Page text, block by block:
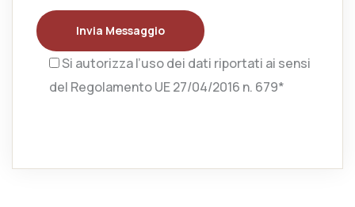
Invia Messaggio
Si autorizza l’uso dei dati riportati ai sensi
del Regolamento UE 27/04/2016 n. 679*